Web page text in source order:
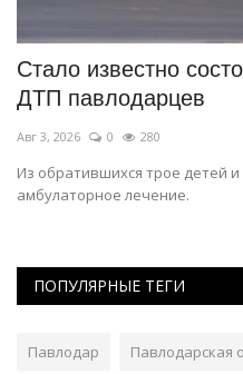
Стало известно
ДТП павлодарцев
Авг 3, 2026 0 280
Из обратившихся трое детей
амбулаторное лечение.
ПОПУЛЯРНЫЕ ТЕГИ
Павлодар Павлодарская